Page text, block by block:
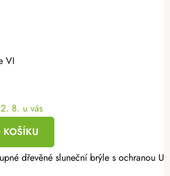
VI
8. u vás
KOŠÍKU
dřevěné sluneční brýle s ochranou